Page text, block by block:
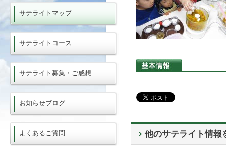
他のサテライト情報
サテライトマップ
サテライトコース
サテライト募集・ご感想
お知らせブログ
よくあるご質問